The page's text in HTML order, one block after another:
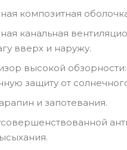
композитная
канальная
вверх и наружу.
высокой
защиту от
и запотевания.